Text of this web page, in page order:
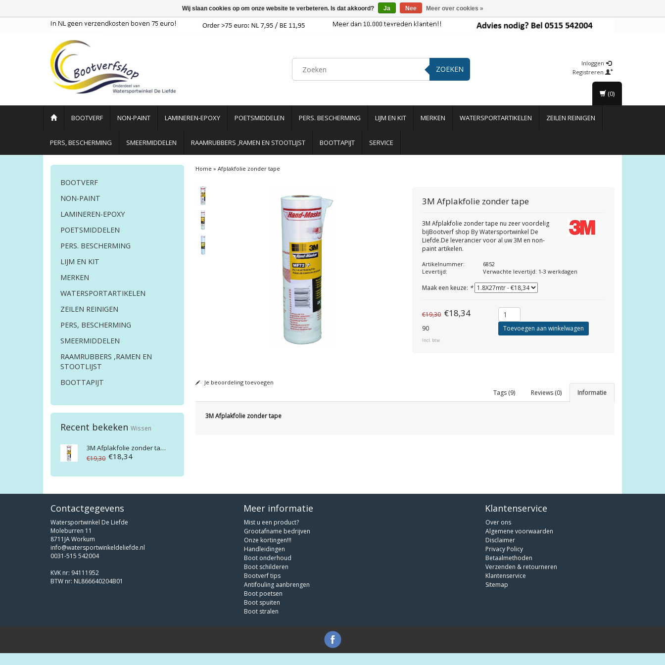
ZOEKEN
Inloggen
Registreren
BOOTVERF NON-PAINT LAMINEREN-EPOXY POETSMIDDELEN PERS. BESCHERMING LIJM EN KIT MERKEN WATERSPORTARTIKELEN ZEILEN REINIGEN
PERS, BESCHERMING SMEERMIDDELEN RAAMRUBBERS ,RAMEN EN STOOTLIJST BOOTTAPIJT SERVICE
(0)
BOOTVERF
NON-PAINT
LAMINEREN-EPOXY
POETSMIDDELEN
PERS. BESCHERMING
LIJM EN KIT
MERKEN
WATERSPORTARTIKELEN
ZEILEN REINIGEN
PERS, BESCHERMING
SMEERMIDDELEN
RAAMRUBBERS ,RAMEN EN
STOOTLIJST
BOOTTAPIJT
Recent bekeken Wissen
3M Afplakfolie zonder tape
€19,30 €18,34
Home » Afplakfolie zonder tape
3M Afplakfolie zonder tape
3M Afplakfolie zonder tape nu zeer voordelig
bijBootverf shop By Watersportwinkel De
Liefde.De leverancier voor al uw 3M en non-
paint artikelen.
Artikelnummer:
6852
Levertijd:
Verwachte levertijd: 1-3 werkdagen
Maak een keuze: *
€19,30 €18,34
90
Incl. btw
Toevoegen aan winkelwagen
Je beoordeling toevoegen
Informatie
Reviews (0)
Tags (9)
3M Afplakfolie zonder tape
Contactgegevens
Watersportwinkel De Liefde
Moleburren 11
8711JA Workum
info@watersportwinkeldeliefde.nl
0031-515 542004
KVK nr: 94111952
BTW nr: NL866640204B01
Meer informatie
Mist u een product?
Grootafname bedrijven
Onze kortingen!!!
Handleidingen
Boot onderhoud
Boot schilderen
Bootverf tips
Antifouling aanbrengen
Boot poetsen
Boot spuiten
Boot stralen
Klantenservice
Over ons
Algemene voorwaarden
Disclaimer
Privacy Policy
Betaalmethoden
Verzenden & retourneren
Klantenservice
Sitemap
Wij slaan cookies op om onze website te verbeteren. Is dat akkoord? Ja Nee Meer over cookies »